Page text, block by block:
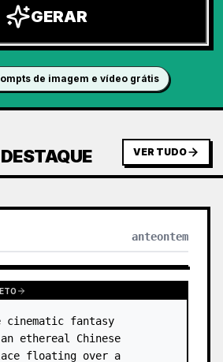
GERAR
de imagem e vídeo grátis
VER TUDO
anteontem
cinematic fantasy
ethereal Chinese
floating over a